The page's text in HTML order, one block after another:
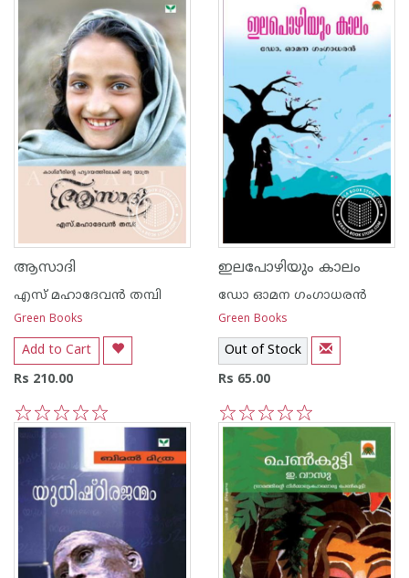
ആസാദി
എസ് മഹാദേവന്‍ തമ്പി
Green Books
Add to Cart
Rs 210.00
4
3
2
1
ഇലപോഴിയും കാലം
ഡോ ഓമന ഗംഗാധരന്‍
Green Books
Out of Stock
Rs 65.00
5
4
3
2
1